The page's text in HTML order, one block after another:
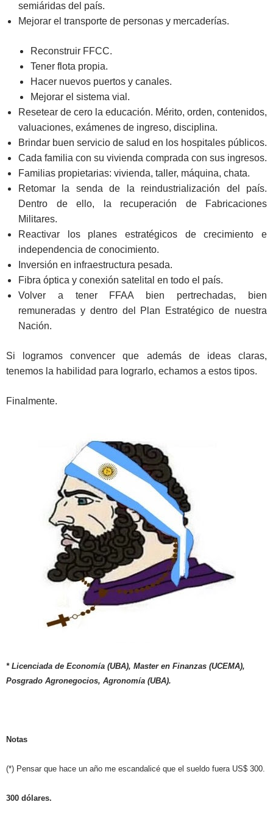
semiáridas del país.
Mejorar el transporte de personas y mercaderías.
Reconstruir FFCC.
Tener flota propia.
Hacer nuevos puertos y canales.
Mejorar el sistema vial.
Resetear de cero la educación. Mérito, orden, contenidos,
valuaciones, exámenes de ingreso, disciplina.
Brindar buen servicio de salud en los hospitales públicos.
Cada familia con su vivienda comprada con sus ingresos.
Familias propietarias: vivienda, taller, máquina, chata.
Retomar la senda de la reindustrialización del país.
Dentro de ello, la recuperación de Fabricaciones
Militares.
Reactivar los planes estratégicos de crecimiento e
independencia de conocimiento.
Inversión en infraestructura pesada.
Fibra óptica y conexión satelital en todo el país.
Volver a tener FFAA bien pertrechadas, bien
remuneradas y dentro del Plan Estratégico de nuestra
Nación.
Si logramos convencer que además de ideas claras,
tenemos la habilidad para lograrlo, echamos a estos tipos.
Finalmente.
* Licenciada de Economía (UBA), Master en Finanzas (UCEMA),
Posgrado Agronegocios, Agronomía (UBA).
Notas
(*) Pensar que hace un año me escandalicé que el sueldo fuera US$ 300.
300 dólares.